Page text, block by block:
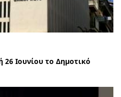
26 Ιουνίου το Δημοτικό